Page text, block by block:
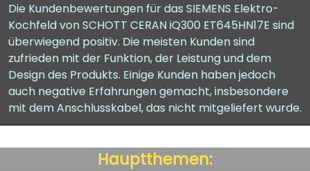
Die Kundenbewertungen für das SIEMENS Elektro-
Kochfeld von SCHOTT CERAN iQ300 ET645HN17E sind
überwiegend positiv. Die meisten Kunden sind
zufrieden mit der Funktion, der Leistung und dem
Design des Produkts. Einige Kunden haben jedoch
auch negative Erfahrungen gemacht, insbesondere
mit dem Anschlusskabel, das nicht mitgeliefert wurde.
Hauptthemen: